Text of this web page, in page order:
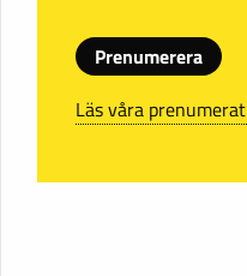
Prenumerera
Läs våra